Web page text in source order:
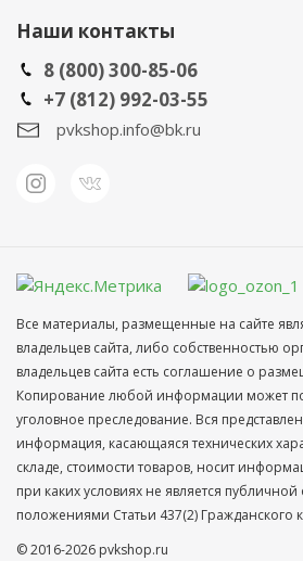
Наши контакты
8 (800) 300-85-06
+7 (812) 992-03-55
pvkshop.info@bk.ru
Все материалы, размещенные на сайте
владельцев сайта, либо собственностью
владельцев сайта есть соглашение о
Копирование любой информации может
уголовное преследование. Вся
информация, касающаяся технических
складе, стоимости товаров, носит
при каких условиях не является
положениями Статьи 437(2) Гражданского
© 2016-2026 pvkshop.ru